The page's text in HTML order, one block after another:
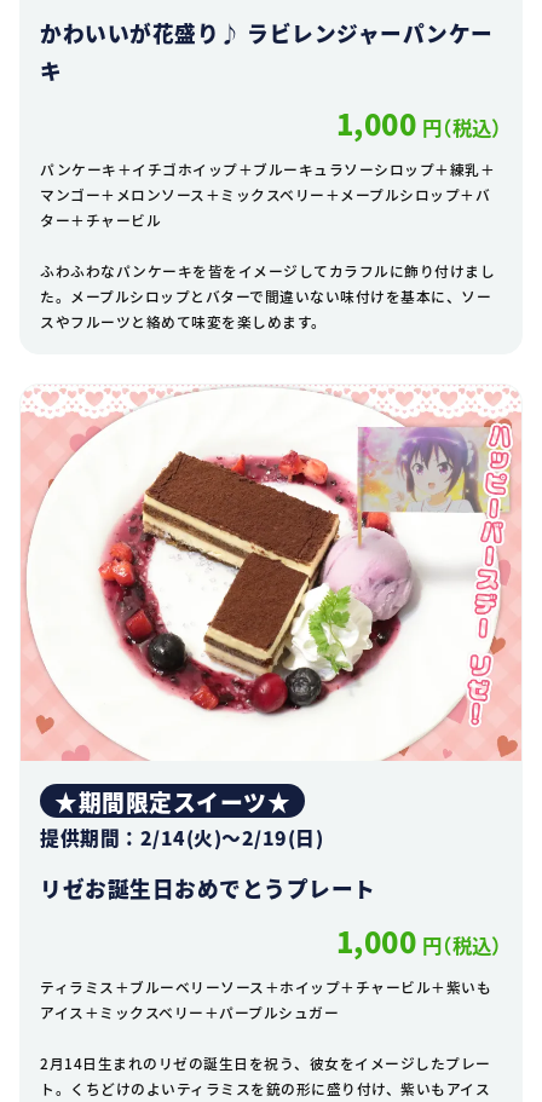
かわいいが花盛り♪ ラビレンジャーパンケー
キ
1,000 円（税込）
パンケーキ＋イチゴホイップ＋ブルーキュラソーシロップ＋練乳＋
マンゴー＋メロンソース＋ミックスベリー＋メープルシロップ＋バ
ター＋チャービル
ふわふわなパンケーキを皆をイメージしてカラフルに飾り付けまし
た。メープルシロップとバターで間違いない味付けを基本に、ソー
スやフルーツと絡めて味変を楽しめます。
★期間限定スイーツ★
提供期間：2/14(火)～2/19(日)
リゼお誕生日おめでとうプレート
1,000 円（税込）
ティラミス＋ブルーベリーソース＋ホイップ＋チャービル＋紫いも
アイス＋ミックスベリー＋パープルシュガー
2月14日生まれのリゼの誕生日を祝う、彼女をイメージしたプレー
ト。くちどけのよいティラミスを銃の形に盛り付け、紫いもアイス